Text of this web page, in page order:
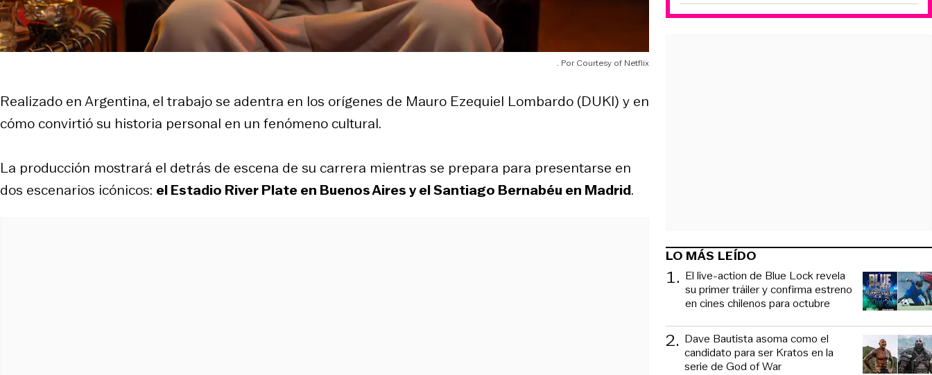
Courtesy of Netflix
Realizado en Argentina, el trabajo se adentra en los orígenes de Mauro Ezequiel Lombardo (DUKI) y en
cómo convirtió su historia personal en un fenómeno cultural.
La producción mostrará el detrás de escena de su carrera mientras se prepara para presentarse en
dos escenarios icónicos: el Estadio River Plate en Buenos Aires y el Santiago Bernabéu en Madrid.
LO MÁS LEÍDO
1. El live-action de Blue Lock revela
su primer tráiler y confirma estreno
en cines chilenos para octubre
2. Dave Bautista asoma como el
candidato para ser Kratos en la
serie de God of War